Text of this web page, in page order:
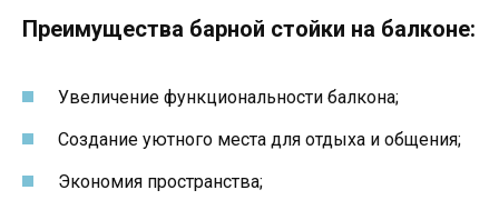
Преимущества барной стойки на балконе:
Увеличение функциональности балкона;
Создание уютного места для отдыха и общения;
Экономия пространства;